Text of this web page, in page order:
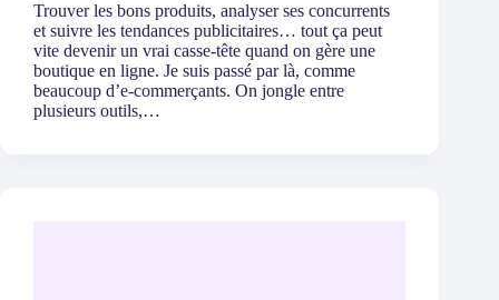
Trouver les bons produits, analyser ses concurrents
et suivre les tendances publicitaires… tout ça peut
vite devenir un vrai casse-tête quand on gère une
boutique en ligne. Je suis passé par là, comme
beaucoup d’e-commerçants. On jongle entre
plusieurs outils,…